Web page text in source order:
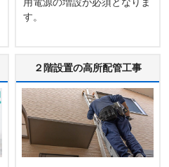
用電源の増設が必須となりま
す。
２階設置の高所配管工事